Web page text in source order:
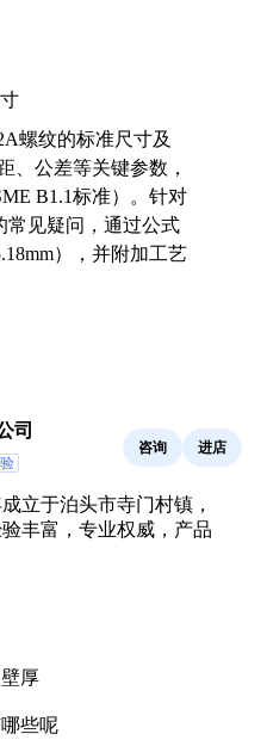
螺纹的标准尺寸及
、公差等关键参数，
B1.1标准）。针对
常见疑问，通过公式
），并附加工艺
司
咨询 进店
立于泊头市寺门村镇，
丰富，专业权威，产品
厚
些呢